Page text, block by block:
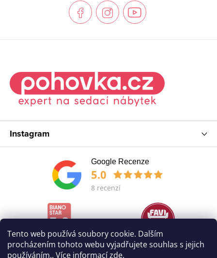
Tento web používá soubory cookie. Dalším
procházením tohoto webu vyjadřujete souhlas s jejich
používáním.. Více informacízde.
Instagram
Google Recenze
5.0
8 recenzí